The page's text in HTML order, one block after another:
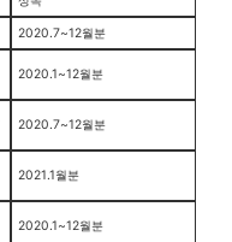
2020.7~12월분
2020.1~12월분
2020.7~12월분
2021.1월분
2020.1~12월분